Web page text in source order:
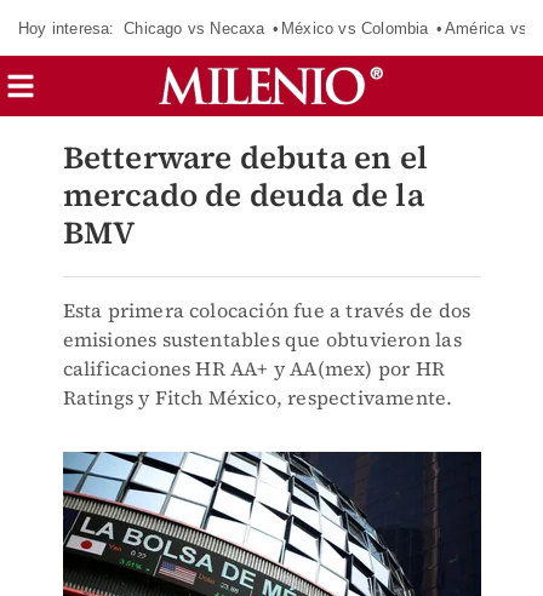
Hoy interesa: Chicago vs Necaxa México vs Colombia América vs
Betterware debuta en el
mercado de deuda de la
BMV
Esta primera colocación fue a través de dos
emisiones sustentables que obtuvieron las
calificaciones HR AA+ y AA(mex) por HR
Ratings y Fitch México, respectivamente.